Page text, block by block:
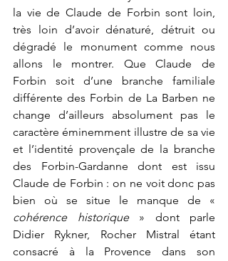
la vie de Claude de Forbin sont loin,
très loin d’avoir dénaturé, détruit ou
dégradé le monument comme nous
allons le montrer. Que Claude de
Forbin soit d’une branche familiale
différente des Forbin de La Barben ne
change d’ailleurs absolument pas le
caractère éminemment illustre de sa vie
et l’identité provençale de la branche
des Forbin-Gardanne dont est issu
Claude de Forbin : on ne voit donc pas
cohérence historique » dont parle
Didier Rykner, Rocher Mistral étant
consacré à la Provence dans son